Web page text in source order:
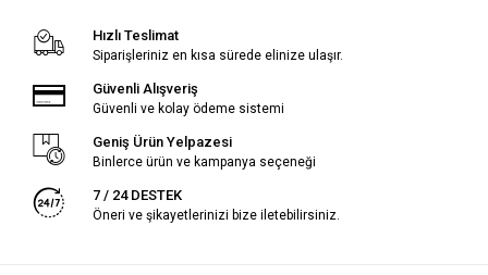
Hızlı Teslimat
Siparişleriniz en kısa sürede elinize ulaşır.
Güvenli Alışveriş
Güvenli ve kolay ödeme sistemi
Geniş Ürün Yelpazesi
Binlerce ürün ve kampanya seçeneği
7 / 24 DESTEK
Öneri ve şikayetlerinizi bize iletebilirsiniz.